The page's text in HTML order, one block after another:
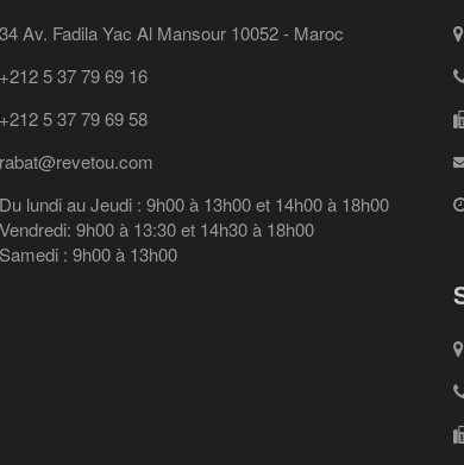
34 Av. Fadila Yac Al Mansour 10052 - Maroc
+212 5 37 79 69 16
+212 5 37 79 69 58
rabat@revetou.com
Du lundi au Jeudi : 9h00 à 13h00 et 14h00 à 18h00
Vendredi: 9h00 à 13:30 et 14h30 à 18h00
Samedi : 9h00 à 13h00